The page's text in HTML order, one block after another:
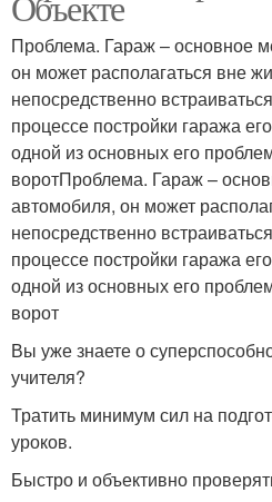
Проблема. Гараж – основное
он может располагаться вне
непосредственно
процессе постройки гаража
одной из основных его
воротПроблема. Гараж –
автомобиля, он может
непосредственно
процессе постройки гаража
одной из основных его
ворот
Вы уже знаете о
учителя?
Тратить минимум сил на
уроков.
Быстро и объективно